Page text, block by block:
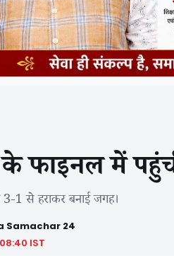
फाइनल में
3-1 से हराकर बनाई जगह।
Samachar 24
IST